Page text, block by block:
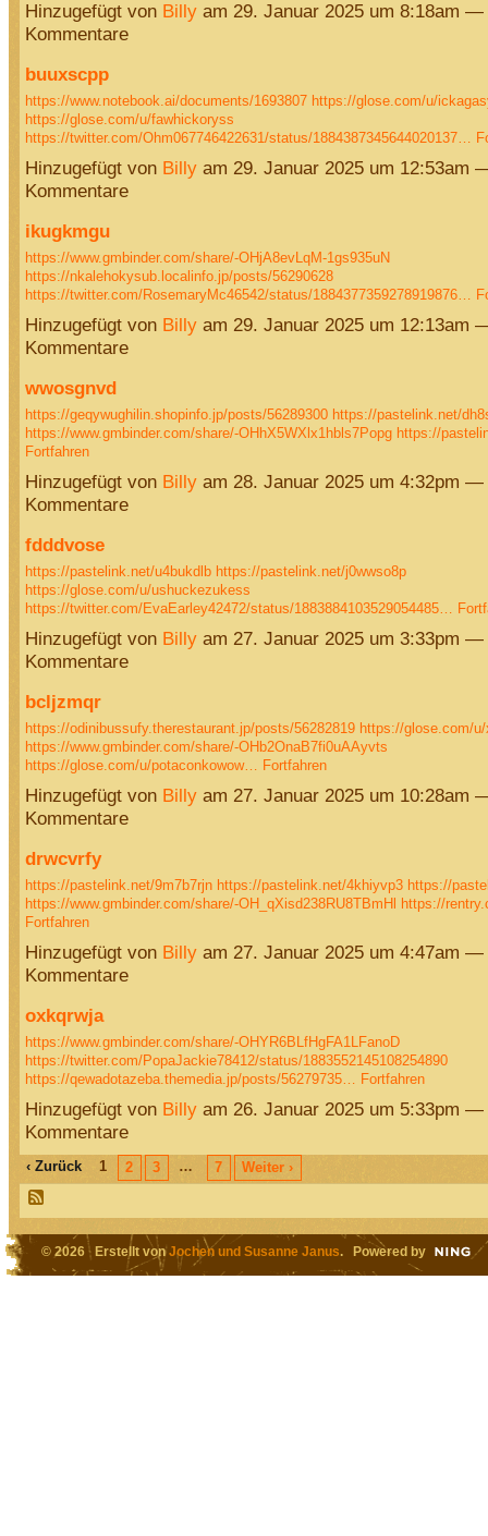
Hinzugefügt von Billyam 29. Januar 2025 um 8:18am —
Kommentare
buuxscpp
https://www.notebook.ai/documents/1693807 https://glose.com/u/
https://glose.com/u/fawhickoryss
https://twitter.com/Ohm067746422631/status/1884387345644020137…
Hinzugefügt von Billyam 29. Januar 2025 um 12:53am
Kommentare
ikugkmgu
https://www.gmbinder.com/share/-OHjA8evLqM-1gs935uN
https://nkalehokysub.localinfo.jp/posts/56290628
https://twitter.com/RosemaryMc46542/status/1884377359278919876…
Hinzugefügt von Billyam 29. Januar 2025 um 12:13am
Kommentare
wwosgnvd
https://geqywughilin.shopinfo.jp/posts/56289300 https://pastelink.net/
https://www.gmbinder.com/share/-OHhX5WXlx1hbls7Popg https://
Fortfahren
Hinzugefügt von Billyam 28. Januar 2025 um 4:32pm —
Kommentare
fdddvose
https://pastelink.net/u4bukdlb https://pastelink.net/j0wwso8p
https://glose.com/u/ushuckezukess
https://twitter.com/EvaEarley42472/status/1883884103529054485…
Hinzugefügt von Billyam 27. Januar 2025 um 3:33pm —
Kommentare
bcljzmqr
https://odinibussufy.therestaurant.jp/posts/56282819 https://glose.com/
https://www.gmbinder.com/share/-OHb2OnaB7fi0uAAyvts
https://glose.com/u/potaconkowow…
Fortfahren
Hinzugefügt von Billyam 27. Januar 2025 um 10:28am
Kommentare
drwcvrfy
https://pastelink.net/9m7b7rjn https://pastelink.net/4khiyvp3 https://
https://www.gmbinder.com/share/-OH_qXisd238RU8TBmHl https://
Fortfahren
Hinzugefügt von Billyam 27. Januar 2025 um 4:47am —
Kommentare
oxkqrwja
https://www.gmbinder.com/share/-OHYR6BLfHgFA1LFanoD
https://twitter.com/PopaJackie78412/status/1883552145108254890
https://qewadotazeba.themedia.jp/posts/56279735…
Fortfahren
Hinzugefügt von Billyam 26. Januar 2025 um 5:33pm —
Kommentare
‹ Zurück 1 2 3 … 7 Weiter ›
© 2026 Erstellt vonJochen und Susanne Janus. Powered by